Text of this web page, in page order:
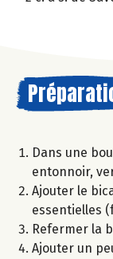
Dans une
entonnoir,
Ajouter le
essentielles
Refermer la
Ajouter un